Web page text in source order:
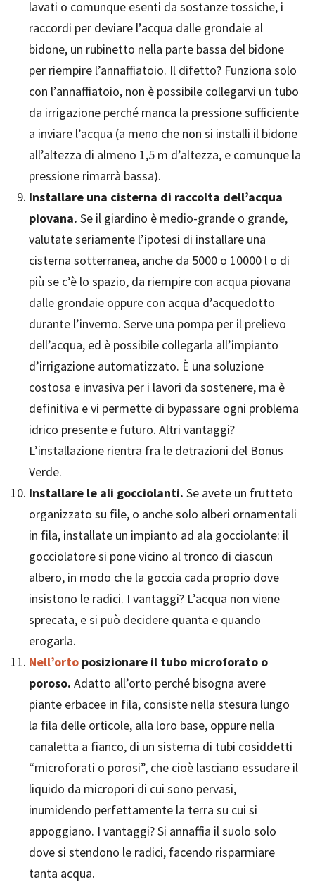
lavati o comunque esenti da sostanze tossiche, i
raccordi per deviare l’acqua dalle grondaie al
bidone, un rubinetto nella parte bassa del bidone
per riempire l’annaffiatoio. Il difetto? Funziona solo
con l’annaffiatoio, non è possibile collegarvi un tubo
da irrigazione perché manca la pressione sufficiente
a inviare l’acqua (a meno che non si installi il bidone
all’altezza di almeno 1,5 m d’altezza, e comunque la
pressione rimarrà bassa).
Installare una cisterna di raccolta dell’acqua
piovana. Se il giardino è medio-grande o grande,
valutate seriamente l’ipotesi di installare una
cisterna sotterranea, anche da 5000 o 10000 l o di
più se c’è lo spazio, da riempire con acqua piovana
dalle grondaie oppure con acqua d’acquedotto
durante l’inverno. Serve una pompa per il prelievo
dell’acqua, ed è possibile collegarla all’impianto
d’irrigazione automatizzato. È una soluzione
costosa e invasiva per i lavori da sostenere, ma è
definitiva e vi permette di bypassare ogni problema
idrico presente e futuro. Altri vantaggi?
L’installazione rientra fra le detrazioni del Bonus
Verde.
Installare le ali gocciolanti. Se avete un frutteto
organizzato su file, o anche solo alberi ornamentali
in fila, installate un impianto ad ala gocciolante: il
gocciolatore si pone vicino al tronco di ciascun
albero, in modo che la goccia cada proprio dove
insistono le radici. I vantaggi? L’acqua non viene
sprecata, e si può decidere quanta e quando
erogarla.
Nell’orto posizionare il tubo microforato o
poroso. Adatto all’orto perché bisogna avere
piante erbacee in fila, consiste nella stesura lungo
la fila delle orticole, alla loro base, oppure nella
canaletta a fianco, di un sistema di tubi cosiddetti
“microforati o porosi”, che cioè lasciano essudare il
liquido da micropori di cui sono pervasi,
inumidendo perfettamente la terra su cui si
appoggiano. I vantaggi? Si annaffia il suolo solo
dove si stendono le radici, facendo risparmiare
tanta acqua.